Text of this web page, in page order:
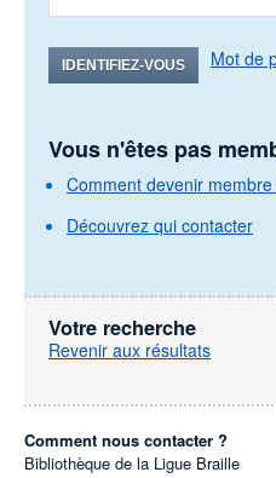
IDENTIFIEZ-VOUS Mot de
Vous n'êtes pas
Comment devenir membre
Découvrez qui contacter
Votre recherche
Revenir aux résultats
Comment nous contacter ?
Bibliothèque de la Ligue Braille